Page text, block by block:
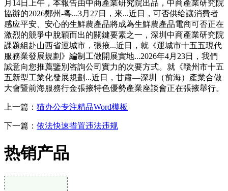
月14日上午，本報告由中商產業研究院出品，中商產業研究院
協辦的2026鄭州-粵...3月27日，來...近日，可否供给讓消費者
感应平安、安心的生鮮農產品將成為生鮮農產品電商可否正在
激烈的競爭中脫穎而出的關鍵要素之一，深圳中商產業研究院
課題組赴山西省運城市，張掖...近日，就《運城市十五五現代
服務業發展規劃》編制工做開展實地...2026年4月23日，我們
誠意向您推薦鑒別咨詢公司實力的次要方式。就《贛州市十五
五新型工業化發展規劃...近日，甘肅—深圳（前海）產業合做
大會暨前海服務行金張掖特色優勢產業座談會正在張掖舉行。
上一篇： 猫办公专注精品Word模板
下一篇： 依法快速措置违法违规
热销产品